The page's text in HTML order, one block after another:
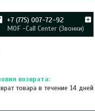
+7 (775) 007-72-92
MOF -Call Center (Звонки)
товара в течение 14 дней